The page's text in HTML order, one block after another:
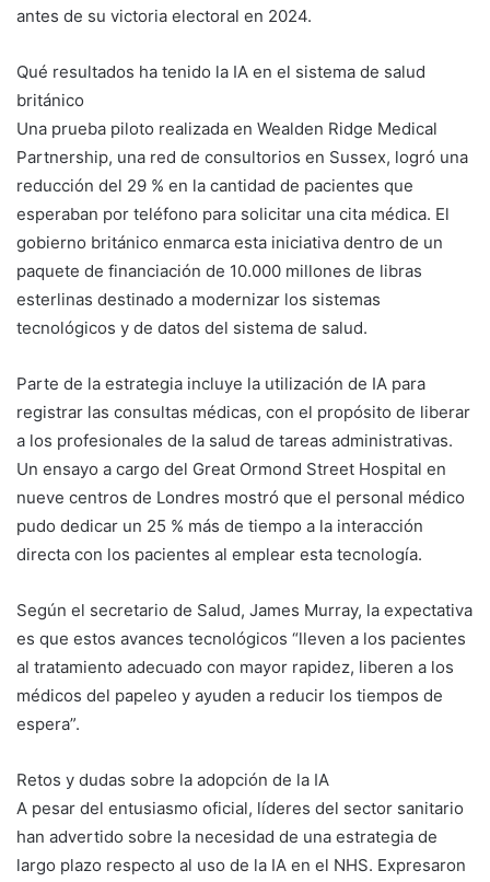
antes de su victoria electoral en 2024.
Qué resultados ha tenido la IA en el sistema de salud
británico
Una prueba piloto realizada en Wealden Ridge Medical
Partnership, una red de consultorios en Sussex, logró una
reducción del 29 % en la cantidad de pacientes que
esperaban por teléfono para solicitar una cita médica. El
gobierno británico enmarca esta iniciativa dentro de un
paquete de financiación de 10.000 millones de libras
esterlinas destinado a modernizar los sistemas
tecnológicos y de datos del sistema de salud.
Parte de la estrategia incluye la utilización de IA para
registrar las consultas médicas, con el propósito de liberar
a los profesionales de la salud de tareas administrativas.
Un ensayo a cargo del Great Ormond Street Hospital en
nueve centros de Londres mostró que el personal médico
pudo dedicar un 25 % más de tiempo a la interacción
directa con los pacientes al emplear esta tecnología.
Según el secretario de Salud, James Murray, la expectativa
es que estos avances tecnológicos “lleven a los pacientes
al tratamiento adecuado con mayor rapidez, liberen a los
médicos del papeleo y ayuden a reducir los tiempos de
espera”.
Retos y dudas sobre la adopción de la IA
A pesar del entusiasmo oficial, líderes del sector sanitario
han advertido sobre la necesidad de una estrategia de
largo plazo respecto al uso de la IA en el NHS. Expresaron